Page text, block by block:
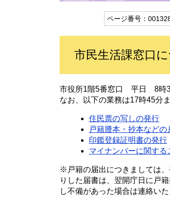
ページ番号：
市民生活課窓口
市役所1階5番窓口 平日 8時
なお、以下の業務は17時45分
住民票の写しの発行
戸籍謄本・抄本など
印鑑登録証明書の発行
マイナンバーに関する
※戸籍の届出につきましては
りした届書は、翌開庁日に戸
し不備があった場合は連絡いた